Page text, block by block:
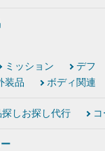
ミッション デフ
装品 ボディ関連
探しお探し代行